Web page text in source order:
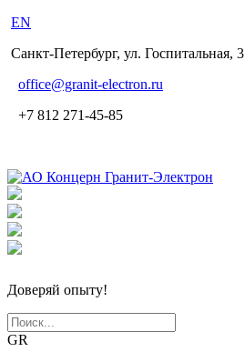
EN
Санкт-Петербург, ул. Госпитальная, 3
office@granit-electron.ru
+7 812 271-45-85
Доверяй опыту!
GR